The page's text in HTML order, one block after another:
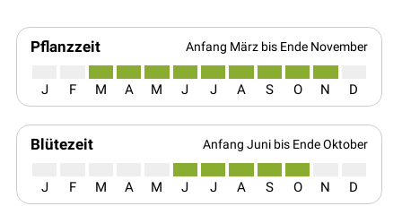
Pflanzzeit Anfang März bis Ende November
J F M A M J J A S O N D
Blütezeit Anfang Juni bis Ende Oktober
J F M A M J J A S O N D